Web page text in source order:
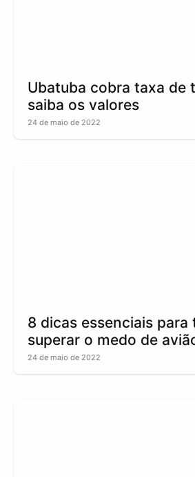
Ubatuba cobra taxa de
saiba os valores
24 de maio de 2022
8 dicas essenciais para
superar o medo de
24 de maio de 2022